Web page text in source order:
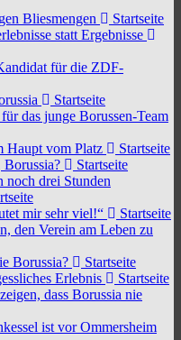
Bliesmengen
Startseite
statt Ergebnisse
für die ZDF-
Startseite
das junge Borussen-Team
Haupt vom Platz
Startseite
Startseite
noch drei Stunden
mir sehr viel!“
Startseite
den Verein am Leben zu
Borussia?
Startseite
Erlebnis
Startseite
dass Borussia nie
ist vor Ommersheim